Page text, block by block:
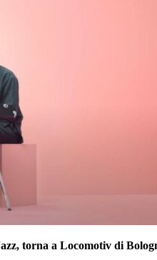
torna a Locomotiv di